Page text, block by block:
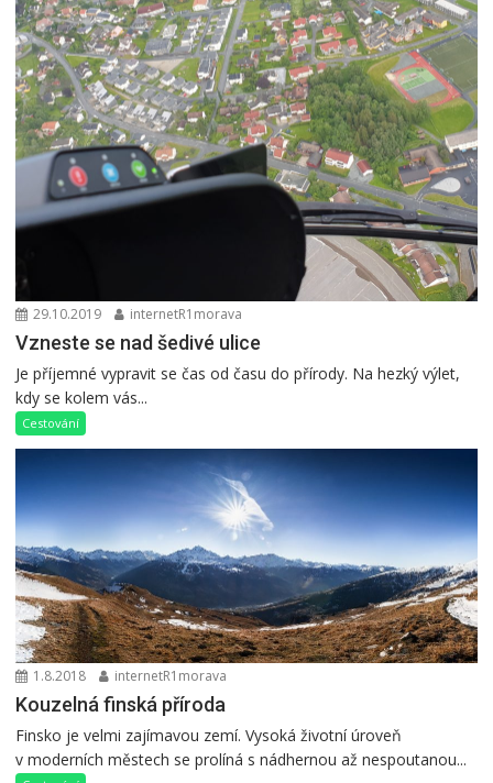
29.10.2019 internetR1morava
Vzneste se nad šedivé ulice
Je příjemné vypravit se čas od času do přírody. Na hezký výlet,
kdy se kolem vás...
Cestování
1.8.2018 internetR1morava
Kouzelná finská příroda
Finsko je velmi zajímavou zemí. Vysoká životní úroveň
v moderních městech se prolíná s nádhernou až nespoutanou...